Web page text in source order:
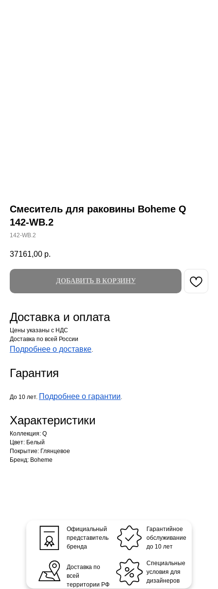
Смеситель для раковины Boheme Q
142-WB.2
142-WB.2
37161,00 р.
ДОБАВИТЬ В КОРЗИНУ
Доставка и оплата
Цены указаны с НДС
Доставка по всей России
Подробнее о доставке.
Гарантия
До 10 лет. Подробнее о гарантии.
Характеристики
Коллекция: Q
Цвет: Белый
Покрытие: Глянцевое
Бренд: Boheme
Официальный
представитель
бренда
Доставка по
всей
территории РФ
Гарантийное
обслуживание
до 10 лет
Специальные
условия для
дизайнеров